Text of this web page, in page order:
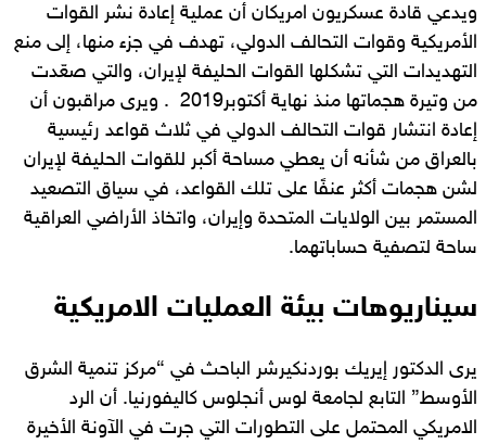
ويدعي قادة عسكريون امريكان أن عملية إعادة نشر القوات
الأمريكية وقوات التحالف الدولي، تهدف في جزء منها، إلى منع
التهديدات التي تشكلها القوات الحليفة لإيران، والتي صعّدت
من وتيرة هجماتها منذ نهاية أكتوبر2019 . ويرى مراقبون أن
إعادة انتشار قوات التحالف الدولي في ثلاث قواعد رئيسية
بالعراق من شأنه أن يعطي مساحة أكبر للقوات الحليفة لإيران
لشن هجمات أكثر عنفًا على تلك القواعد، في سياق التصعيد
المستمر بين الولايات المتحدة وإيران، واتخاذ الأراضي العراقية
ساحة لتصفية حساباتهما.
سيناريوهات بيئة العمليات الامريكية
يرى الدكتور إيريك بوردنكيرشر الباحث في “مركز تنمية الشرق
الأوسط” التابع لجامعة لوس أنجلوس كاليفورنيا. أن الرد
الامريكي المحتمل على التطورات التي جرت في الآونة الأخيرة